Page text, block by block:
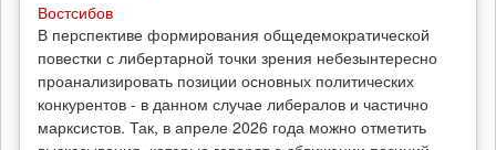
Востсибов
В перспективе формирования общедемократической
повестки с либертарной точки зрения небезынтересно
проанализировать позиции основных политических
конкурентов - в данном случае либералов и частично
марксистов. Так, в апреле 2026 года можно отметить